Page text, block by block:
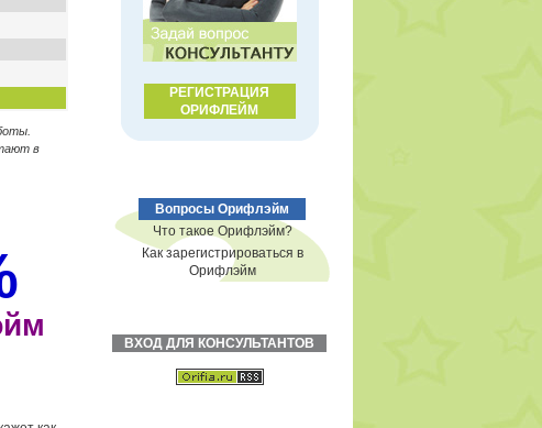
в
РЕГИСТРАЦИЯ
ОРИФЛЕЙМ
Вопросы Орифлэйм
Что такое Орифлэйм?
Как зарегистрироваться в
Орифлэйм
ВХОД ДЛЯ КОНСУЛЬТАНТОВ